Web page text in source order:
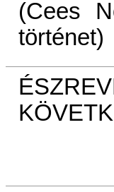
(Cees
történet)